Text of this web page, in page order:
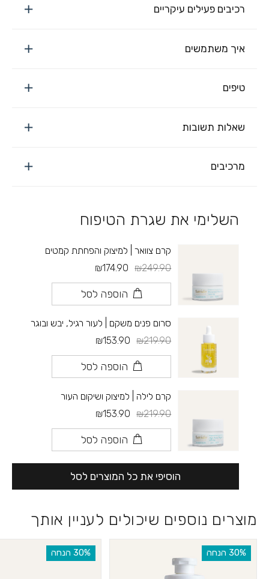
רכיבים פעילים עיקריים
איך משתמשים
טיפים
שאלות תשובות
מרכיבים
השלימי את שגרת הטיפוח
קרם צוואר | למיצוק והפחתת קמטים
₪249.90
₪174.90
הוספה לסל
סרום פנים משקם | לעור רגיל, יבש ובוגר
₪219.90
₪153.90
הוספה לסל
קרם לילה | למיצוק ושיקום העור
₪219.90
₪153.90
הוספה לסל
הוסיפי את כל המוצרים לסל
מוצרים נוספים שיכולים לעניין אותך
‫30% הנחה ‫30% הנחה